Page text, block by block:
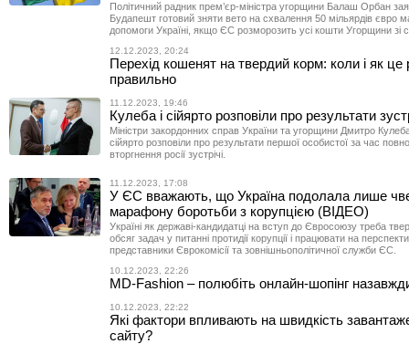
Політичний радник прем’єр-міністра угорщини Балаш Орбан
Будапешт готовий зняти вето на схвалення 50 мільярдів євро
допомоги Україні, якщо ЄС розморозить усі кошти Угорщини зі
12.12.2023, 20:24
Перехід кошенят на твердий корм: коли і як це
правильно
11.12.2023, 19:46
Кулеба і сійярто розповіли про результати
Міністри закордонних справ України та угорщини Дмитро
сійярто розповіли про результати першої особистої за час
вторгнення росії зустрічі.
11.12.2023, 17:08
У ЄС вважають, що Україна подолала лише
марафону боротьби з корупцією (ВІДЕО)
Україні як державі-кандидатці на вступ до Євросоюзу треба
обсяг задач у питанні протидії корупції і працювати на
представники Єврокомісії та зовнішньополітичної служби ЄС.
10.12.2023, 22:26
MD-Fashion – полюбіть онлайн-шопінг
10.12.2023, 22:22
Які фактори впливають на швидкість
сайту?